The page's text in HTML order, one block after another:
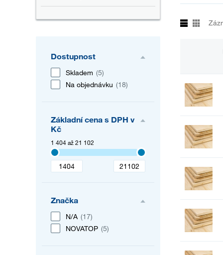
Dostupnost
Skladem (5)
Na objednávku (18)
Základní cena s DPH v
Kč
1 404 až 21 102
Značka
N/A (17)
NOVATOP (5)